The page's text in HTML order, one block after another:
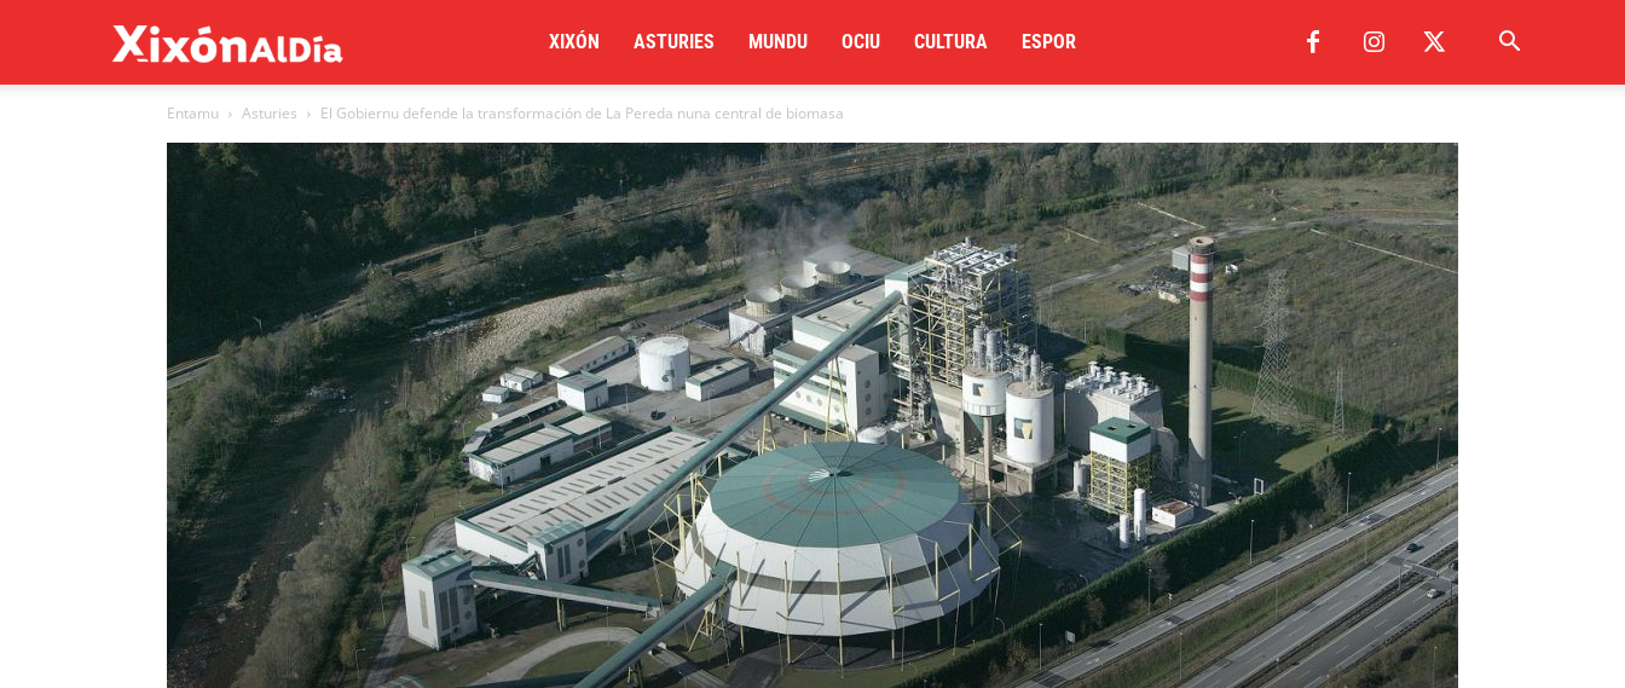
al
día
XIXÓN ASTURIES MUNDU OCIU CULTURA ESPOR
Entamu Asturies El Gobiernu defende la transformación de La Pereda nuna central de biomasa